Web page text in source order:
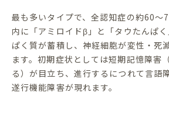
最も多いタイプで、全認知症の約60〜
内に「アミロイドβ」と「タウたんぱ
ぱく質が蓄積し、神経細胞が変性・死
ます。初期症状としては短期記憶障害
る）が目立ち、進行するにつれて言語
遂行機能障害が現れます。